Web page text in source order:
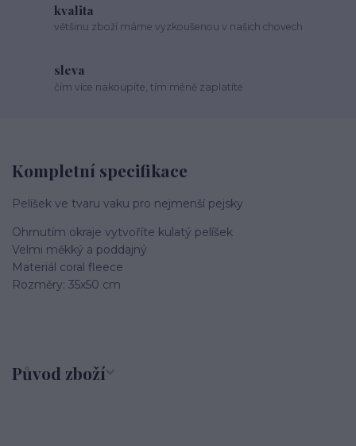
kvalita
většinu zboží máme vyzkoušenou v našich chovech
sleva
čím více nakoupíte, tím méně zaplatíte
Kompletní specifikace
Pelíšek ve tvaru vaku pro nejmenší pejsky
Ohrnutím okraje vytvoříte kulatý pelíšek
Velmi měkký a poddajný
Materiál coral fleece
Rozměry: 35x50 cm
Původ zboží